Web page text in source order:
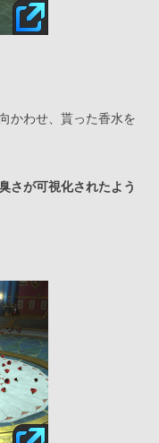
かわせ、貰った香水を
さが可視化されたよう